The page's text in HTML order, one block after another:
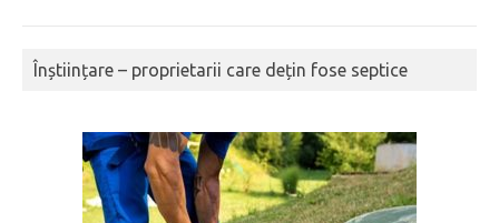
Înștiințare – proprietarii care dețin fose septice